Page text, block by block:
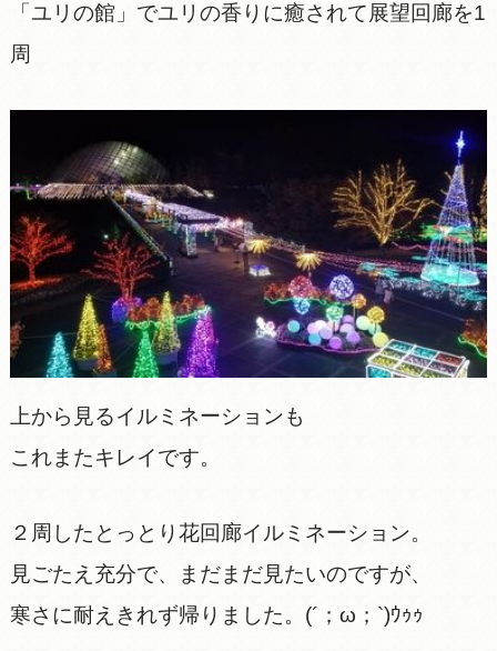
「ユリの館」でユリの香りに癒されて展望回廊を1
周
上から見るイルミネーションも
これまたキレイです。
２周したとっとり花回廊イルミネーション。
見ごたえ充分で、まだまだ見たいのですが、
寒さに耐えきれず帰りました。(´；ω；`)ｳｩｩ